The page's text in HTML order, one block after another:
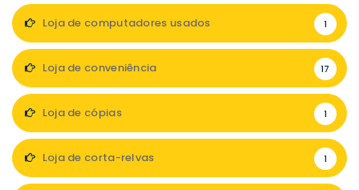
Loja de computadores usados 1
Loja de conveniência 17
Loja de cópias 1
Loja de corta-relvas 1